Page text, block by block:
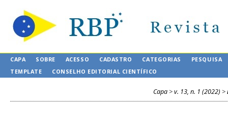
CAPA SOBRE ACESSO CADASTRO CATEGORIAS
PESQUISA
TEMPLATE
CONSELHO EDITORIAL CIENTÍFICO
Capa >v. 13, n. 1 (2022) >